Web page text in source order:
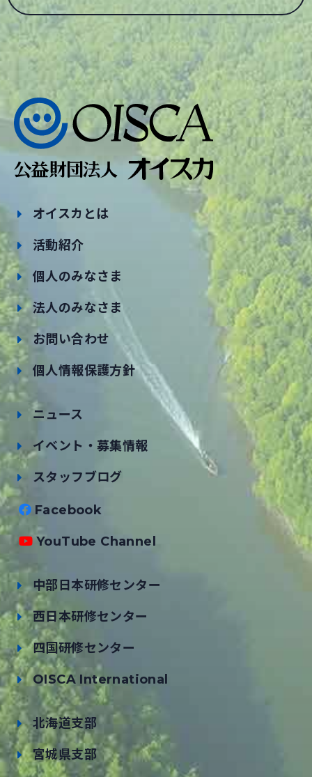
オイスカとは
活動紹介
個人のみなさま
法人のみなさま
お問い合わせ
個人情報保護方針
ニュース
イベント・募集情報
スタッフブログ
Facebook
YouTube Channel
中部日本研修センター
西日本研修センター
四国研修センター
OISCA International
北海道支部
宮城県支部